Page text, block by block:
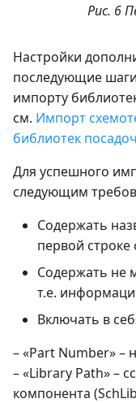
Рис. 6
Настройки
последующие
импорту
см. Импорт
библиотек
Для успешного
следующим
Содержать
первой строке
Содержать не
т.е.
Включать в
– «Part Number» –
– «Library Path» –
компонента